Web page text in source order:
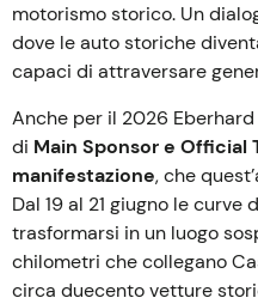
motorismo storico. Un
dove le auto storiche
capaci di attraversare
Anche per il 2026
di Main Sponsor e Official
manifestazione, che
Dal 19 al 21 giugno le curve
trasformarsi in un luogo
chilometri che collegano
circa duecento vetture